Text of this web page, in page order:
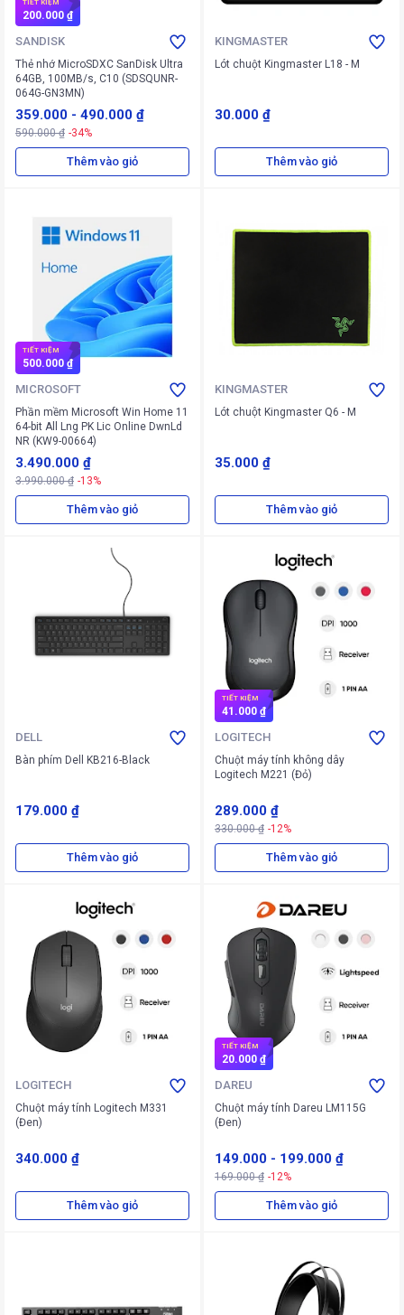
TIẾT KIỆM
200.000 ₫
SANDISK
Thẻ nhớ MicroSDXC SanDisk Ultra
64GB, 100MB/s, C10 (SDSQUNR-
064G-GN3MN)
359.000 - 490.000 ₫
590.000 ₫ -34%
Thêm vào giỏ
KINGMASTER
Lót chuột Kingmaster L18 - M
30.000 ₫
Thêm vào giỏ
TIẾT KIỆM
500.000 ₫
MICROSOFT
Phần mềm Microsoft Win Home 11
64-bit All Lng PK Lic Online DwnLd
NR (KW9-00664)
3.490.000 ₫
3.990.000 ₫ -13%
Thêm vào giỏ
KINGMASTER
Lót chuột Kingmaster Q6 - M
35.000 ₫
Thêm vào giỏ
DELL
Bàn phím Dell KB216-Black
179.000 ₫
Thêm vào giỏ
TIẾT KIỆM
41.000 ₫
LOGITECH
Chuột máy tính không dây
Logitech M221 (Đỏ)
289.000 ₫
330.000 ₫ -12%
Thêm vào giỏ
LOGITECH
Chuột máy tính Logitech M331
(Đen)
340.000 ₫
Thêm vào giỏ
TIẾT KIỆM
20.000 ₫
DAREU
Chuột máy tính Dareu LM115G
(Đen)
149.000 - 199.000 ₫
169.000 ₫ -12%
Thêm vào giỏ